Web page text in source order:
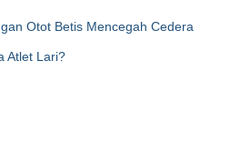
Otot Betis Mencegah Cedera
Atlet Lari?